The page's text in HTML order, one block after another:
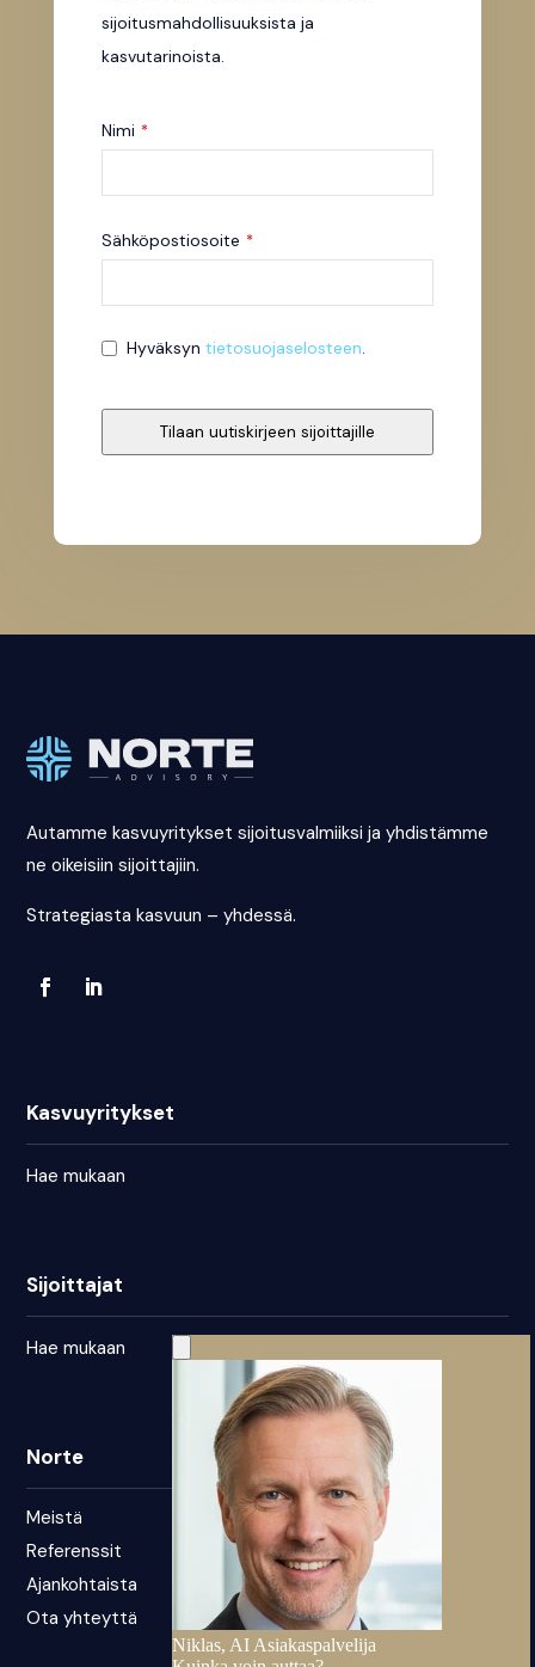
sijoitusmahdollisuuksista ja
kasvutarinoista.
Nimi *
Email *
Sähköpostiosoite *
Hyväksyn tietosuojaselosteen.
Tilaan uutiskirjeen sijoittajille
Autamme kasvuyritykset sijoitusvalmiiksi ja yhdistämme
ne oikeisiin sijoittajiin.
Strategiasta kasvuun – yhdessä.
Kasvuyritykset
Hae mukaan
Sijoittajat
Hae mukaan
Norte
Meistä
Referenssit
Ajankohtaista
Ota yhteyttä